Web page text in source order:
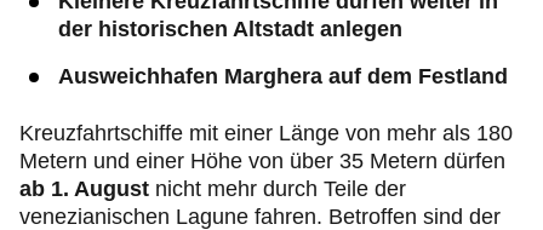
der historischen Altstadt anlegen
Ausweichhafen Marghera auf dem Festland
Kreuzfahrtschiffe mit einer Länge von mehr als 180
Metern und einer Höhe von über 35 Metern dürfen
ab 1. August nicht mehr durch Teile der
venezianischen Lagune fahren. Betroffen sind der